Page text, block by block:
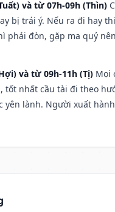
và từ 07h-09h (Thìn)
bị trái ý. Nếu ra đi hay
phải đòn, gặp ma quỷ
và từ 09h-11h (Tị) Mọi
tốt nhất cầu tài đi theo
yên lành. Người xuất